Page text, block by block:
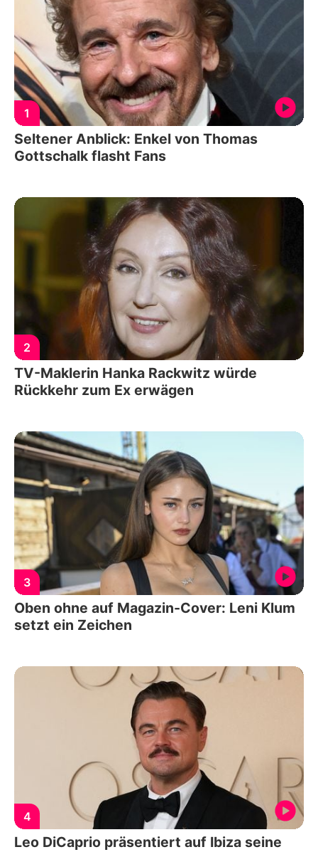
1
Seltener Anblick: Enkel von Thomas
Gottschalk flasht Fans
2
TV-Maklerin Hanka Rackwitz würde
Rückkehr zum Ex erwägen
3
Oben ohne auf Magazin-Cover: Leni Klum
setzt ein Zeichen
4
Leo DiCaprio präsentiert auf Ibiza seine